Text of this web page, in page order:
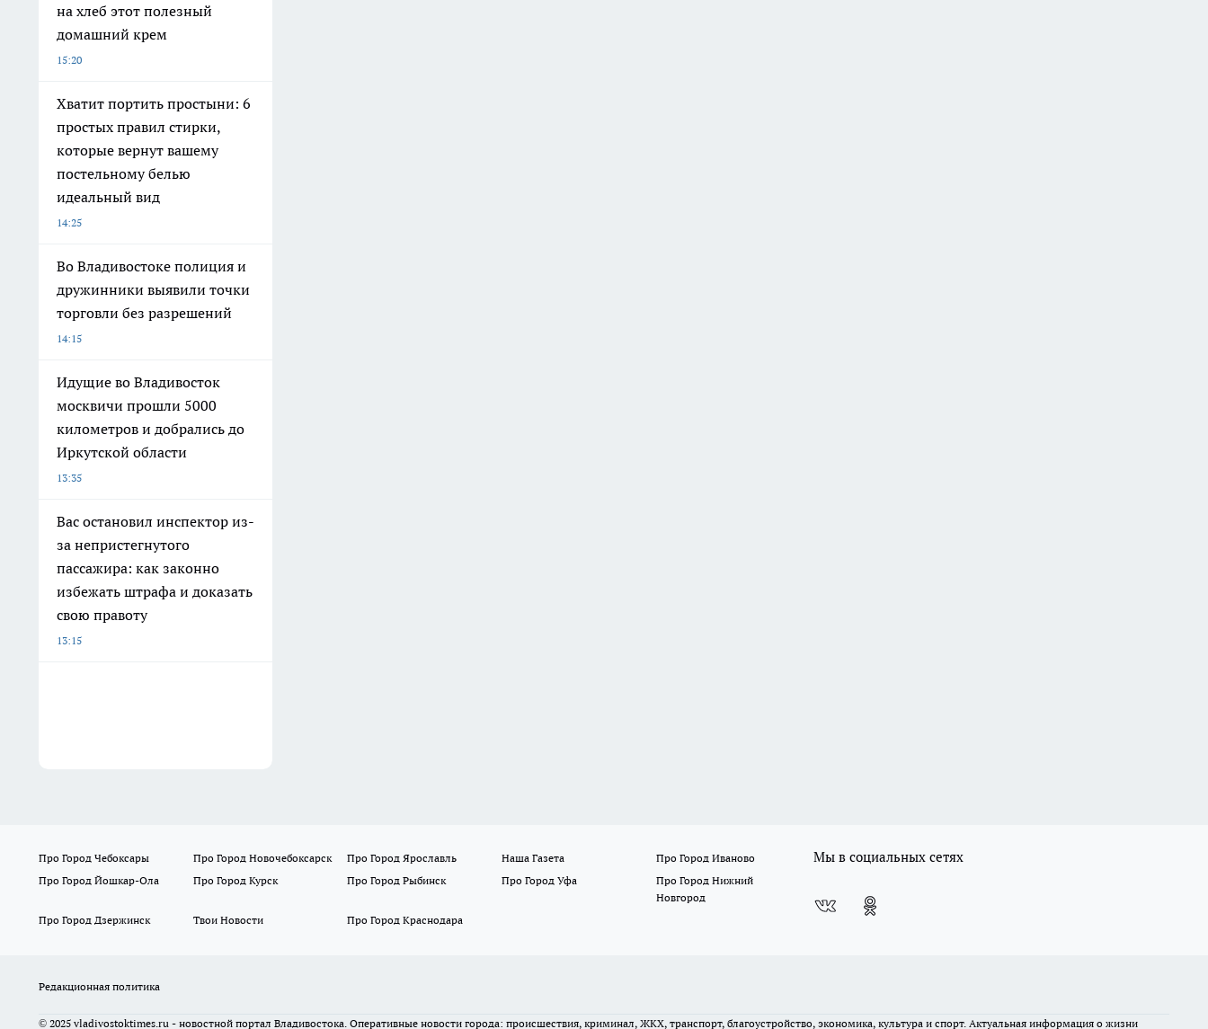
на хлеб этот полезный
домашний крем
15:20
Хватит портить простыни: 6
простых правил стирки,
которые вернут вашему
постельному белью
идеальный вид
14:25
Во Владивостоке полиция и
дружинники выявили точки
торговли без разрешений
14:15
Идущие во Владивосток
москвичи прошли 5000
километров и добрались до
Иркутской области
13:35
Вас остановил инспектор из-
за непристегнутого
пассажира: как законно
избежать штрафа и доказать
свою правоту
13:15
Про Город Чебоксары Про Город Новочебоксарск Про Город Ярославль Наша Газета
Про Город Иваново
Про Город Йошкар-Ола
Про Город Курск Про Город Рыбинск Про Город Уфа
Про Город Нижний
Новгород
Про Город Дзержинск
Твои Новости Про Город Краснодара
Мы в социальных сетях
Редакционная политика
© 2025 vladivostoktimes.ru - новостной портал Владивостока. Оперативные новости города: происшествия, криминал, ЖКХ, транспорт, благоустройство, экономика, культура и спорт. Актуальная информация о жизни